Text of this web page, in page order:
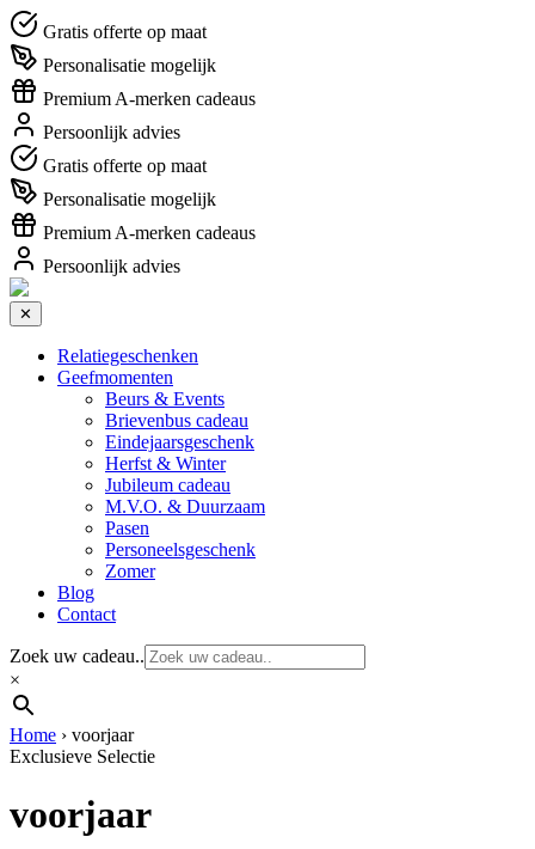
Gratis offerte op maat
Personalisatie mogelijk
Premium A-merken cadeaus
Persoonlijk advies
Gratis offerte op maat
Personalisatie mogelijk
Premium A-merken cadeaus
Persoonlijk advies
✕
Relatiegeschenken
Geefmomenten
Beurs & Events
Brievenbus cadeau
Eindejaarsgeschenk
Herfst & Winter
Jubileum cadeau
M.V.O. & Duurzaam
Pasen
Personeelsgeschenk
Zomer
Blog
Contact
Zoek uw cadeau..
×
Home › voorjaar
Exclusieve Selectie
voorjaar